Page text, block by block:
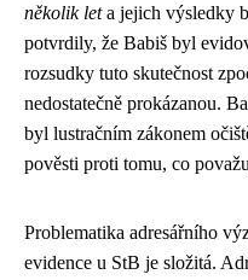
několik leta jejich výsledky
potvrdily, že Babiš byl
rozsudky tuto skutečnost
nedostatečně prokázanou.
byl lustračním zákonem
pověsti proti tomu, co
Problematika adresářního
evidence u StB je složitá.